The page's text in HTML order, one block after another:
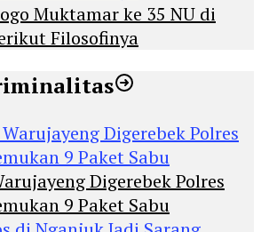
Muktamar ke 35 NU di
Filosofinya
Digerebek Polres
9 Paket Sabu